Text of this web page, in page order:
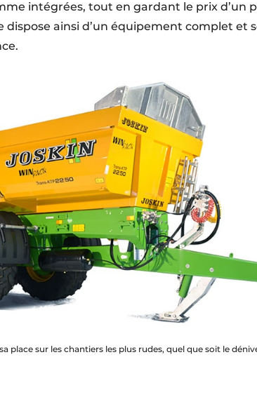
intégrées, tout en gardant le prix d’un
ainsi d’un équipement complet et
place sur les chantiers les plus rudes, quel que soit le